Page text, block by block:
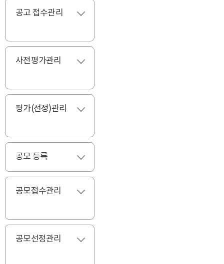
공고 접수관리
사전평가관리
평가(선정)관리
공모 등록
공모접수관리
공모선정관리